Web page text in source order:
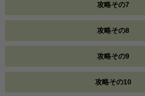
攻略その7
攻略その8
攻略その9
攻略その10